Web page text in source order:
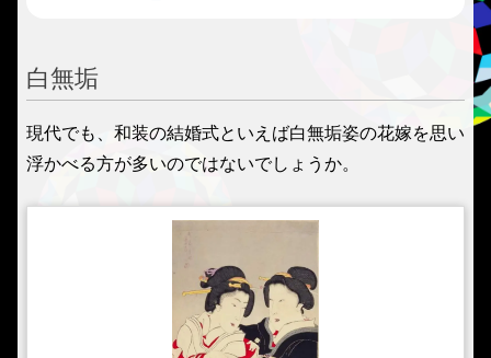
白無垢
現代でも、和装の結婚式といえば白無垢姿の花嫁を思い
浮かべる方が多いのではないでしょうか。